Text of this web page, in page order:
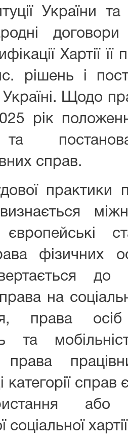
України
Хартії
рішень і
Україні. Щодо
рік
та
справ.
європейські
фізичних
на
права
та
права
категорії
або